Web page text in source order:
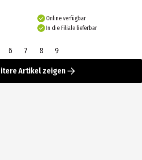
Online verfügbar
In die Filiale lieferbar
6 7 8 9
Artikel zeigen